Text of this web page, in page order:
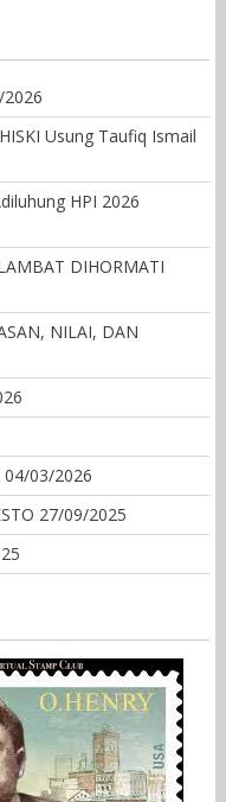
Usung Taufiq Ismail
HPI 2026
DIHORMATI
NILAI, DAN
04/03/2026
27/09/2025